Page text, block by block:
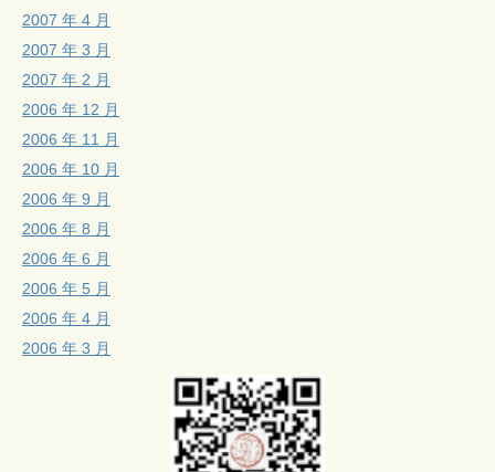
2007 年 4 月
2007 年 3 月
2007 年 2 月
2006 年 12 月
2006 年 11 月
2006 年 10 月
2006 年 9 月
2006 年 8 月
2006 年 6 月
2006 年 5 月
2006 年 4 月
2006 年 3 月